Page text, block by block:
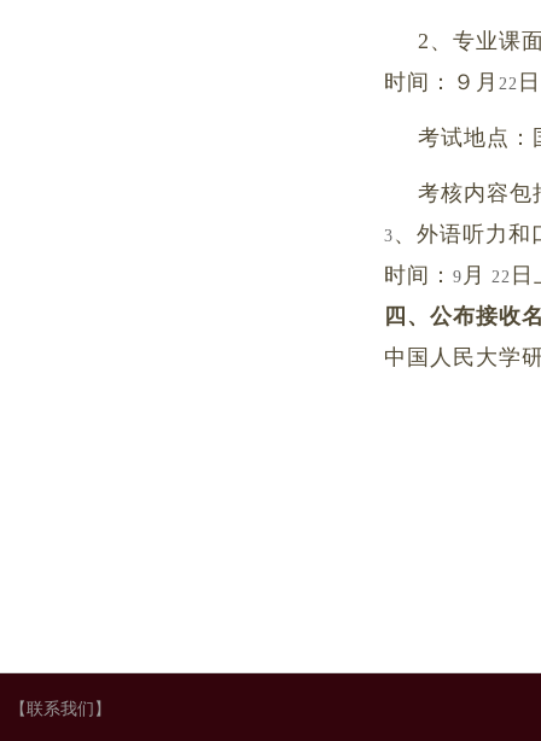
2 、专业课
时间：９月 22
考试地点：
考核内容包
3 、外语听力和
时间： 9 月 22
四、公布接收
中国人民大学
【联系我们】